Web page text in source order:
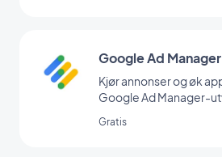
Google Ad Manager
Kjør annonser og øk
Google Ad Manager-
Gratis